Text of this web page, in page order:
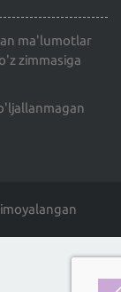
ma'lumotlar
zimmasiga